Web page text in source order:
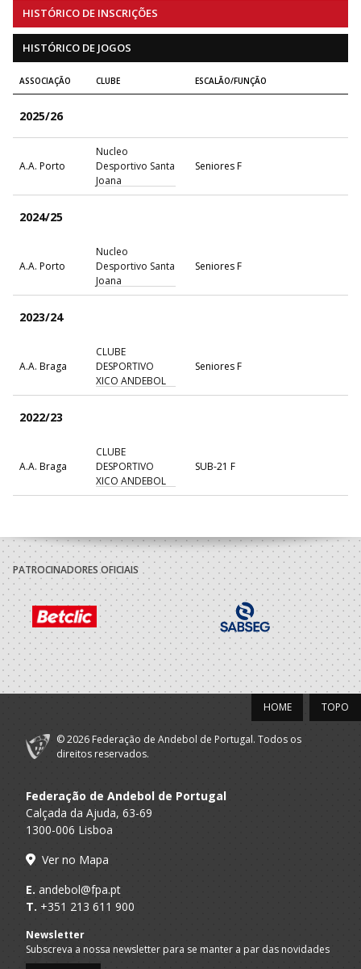
HISTÓRICO DE INSCRIÇÕES
HISTÓRICO DE JOGOS
ASSOCIAÇÃO CLUBE ESCALÃO/FUNÇÃO
2025/26
A.A. Porto
Nucleo
Desportivo Santa
Joana
Seniores F
2024/25
A.A. Porto
Nucleo
Desportivo Santa
Joana
Seniores F
2023/24
A.A. Braga
CLUBE
DESPORTIVO
XICO ANDEBOL
Seniores F
2022/23
A.A. Braga
CLUBE
DESPORTIVO
XICO ANDEBOL
SUB-21 F
A.A. Braga
CLUBE
DESPORTIVO
XICO ANDEBOL
SUB-20 F / Seniores F
2020/21
A.A. Braga
CLUBE
DESPORTIVO
XICO ANDEBOL
Dirigente Nac.
XICO ANDEBOL
A.A. Braga
CLUBE
DESPORTIVO
XICO ANDEBOL
CLUBE
PATROCINADORES OFICIAIS
TOPO
HOME
© 2026 Federação de Andebol de Portugal. Todos os
direitos reservados.
Federação de Andebol de Portugal
Calçada da Ajuda, 63-69
1300-006 Lisboa
Ver no Mapa
E. andebol@fpa.pt
T. +351 213 611 900
Newsletter
Subscreva a nossa newsletter para se manter a par das novidades